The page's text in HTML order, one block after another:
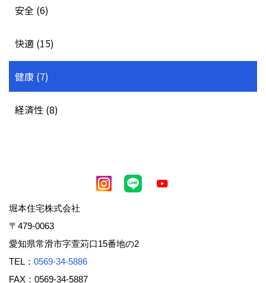
安全 (6)
快適 (15)
健康 (7)
経済性 (8)
堀本住宅株式会社
〒479-0063
愛知県常滑市字萱苅口15番地の2
TEL： 0569-34-5886
FAX：0569-34-5887